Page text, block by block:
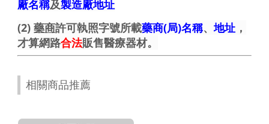
廠名稱及製造廠地址
(2)藥商許可執照字號所載藥商(局)名稱、地址 ，
才算網路合法販售醫療器材。
相關商品推薦